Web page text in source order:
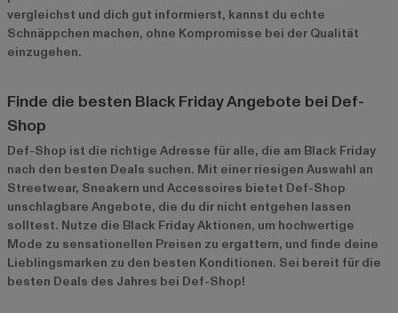
vergleichst und dich gut informierst, kannst du echte
Schnäppchen machen, ohne Kompromisse bei der Qualität
einzugehen.
Finde die besten Black Friday Angebote bei Def-
Shop
Def-Shop ist die richtige Adresse für alle, die am Black Friday
nach den besten Deals suchen. Mit einer riesigen Auswahl an
Streetwear, Sneakern und Accessoires bietet Def-Shop
unschlagbare Angebote, die du dir nicht entgehen lassen
solltest. Nutze die Black Friday Aktionen, um hochwertige
Mode zu sensationellen Preisen zu ergattern, und finde deine
Lieblingsmarken zu den besten Konditionen. Sei bereit für die
besten Deals des Jahres bei Def-Shop!